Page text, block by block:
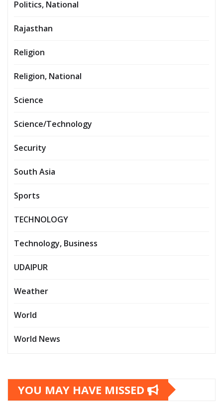
Politics, National
Rajasthan
Religion
Religion, National
Science
Science/Technology
Security
South Asia
Sports
TECHNOLOGY
Technology, Business
UDAIPUR
Weather
World
World News
YOU MAY HAVE MISSED